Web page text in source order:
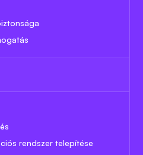
rendszer telepítése